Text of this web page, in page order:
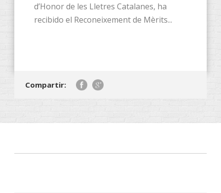
d’Honor de les Lletres Catalanes, ha
recibido el Reconeixement de Mèrits...
Compartir: